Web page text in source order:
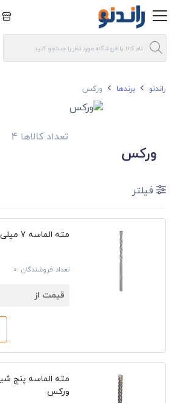
راندنو برندها ورکس
تعداد کالاها 4
ورکس
فیلتر
مته الماسه 7 میلی متری ورکس
تعداد فروشندگان :0
قیمت از
ورکس